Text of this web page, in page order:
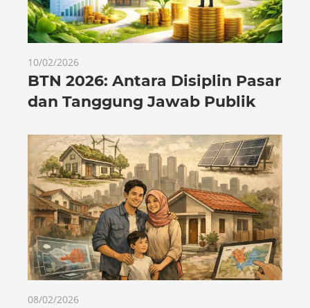
10/02/2026
BTN 2026: Antara Disiplin Pasar
dan Tanggung Jawab Publik
08/02/2026